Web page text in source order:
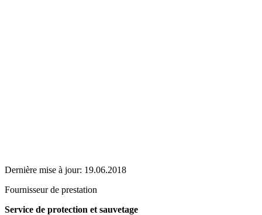
Dernière mise à jour: 19.06.2018
Fournisseur de prestation
Service de protection et sauvetage